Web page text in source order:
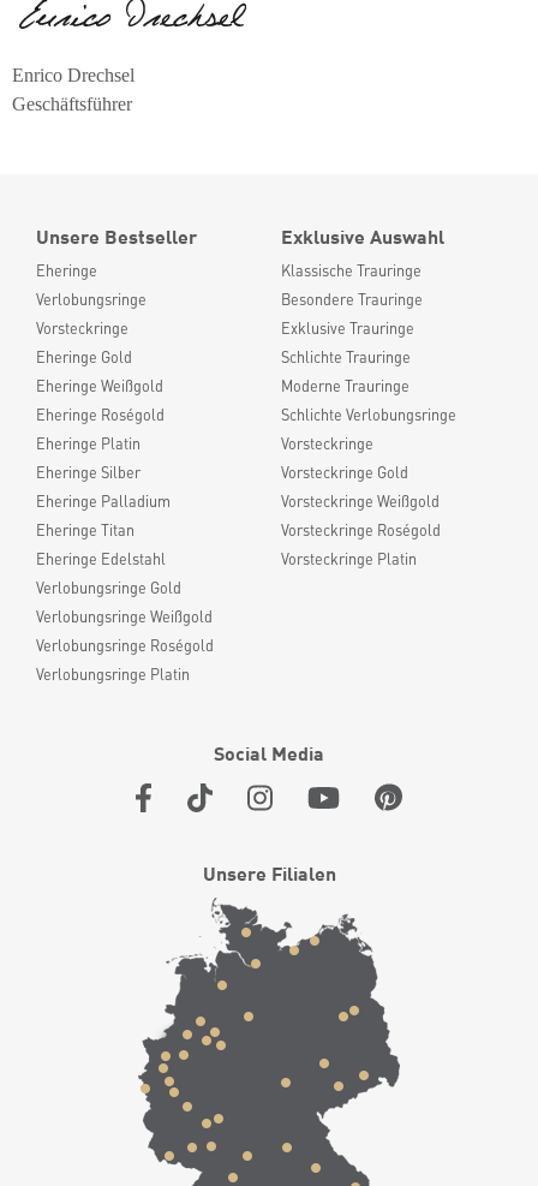
Enrico Drechsel
Geschäftsführer
Unsere Bestseller
Eheringe
Verlobungsringe
Vorsteckringe
Eheringe Gold
Eheringe Weißgold
Eheringe Roségold
Eheringe Platin
Eheringe Silber
Eheringe Palladium
Eheringe Titan
Eheringe Edelstahl
Verlobungsringe Gold
Verlobungsringe Weißgold
Verlobungsringe Roségold
Verlobungsringe Platin
Exklusive Auswahl
Klassische Trauringe
Besondere Trauringe
Exklusive Trauringe
Schlichte Trauringe
Moderne Trauringe
Schlichte Verlobungsringe
Vorsteckringe
Vorsteckringe Gold
Vorsteckringe Weißgold
Vorsteckringe Roségold
Vorsteckringe Platin
Social Media
Unsere Filialen